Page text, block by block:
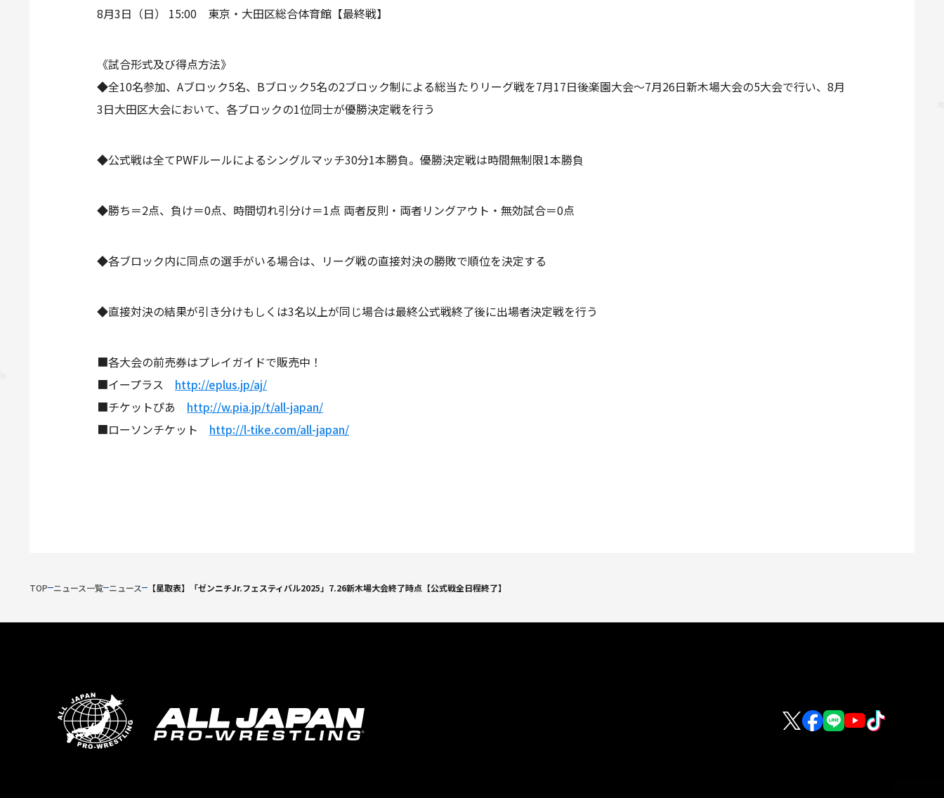
8月3日（日） 15:00 東京・大田区総合体育館【最終戦】
《試合形式及び得点方法》
◆全10名参加、Aブロック5名、Bブロック5名の2ブロック制による総当たりリーグ戦を7月17日後楽園大会～7月26日新木場大会の5大会で行い、8月
3日大田区大会において、各ブロックの1位同士が優勝決定戦を行う
◆公式戦は全てPWFルールによるシングルマッチ30分1本勝負。優勝決定戦は時間無制限1本勝負
◆勝ち＝2点、負け＝0点、時間切れ引分け＝1点 両者反則・両者リングアウト・無効試合＝0点
◆各ブロック内に同点の選手がいる場合は、リーグ戦の直接対決の勝敗で順位を決定する
◆直接対決の結果が引き分けもしくは3名以上が同じ場合は最終公式戦終了後に出場者決定戦を行う
■各大会の前売券はプレイガイドで販売中！
■イープラス http://eplus.jp/aj/
■チケットぴあ http://w.pia.jp/t/all-japan/
■ローソンチケット http://l-tike.com/all-japan/
TOP ニュース一覧 ニュース 【星取表】「ゼンニチJr.フェスティバル2025」7.26新木場大会終了時点【公式戦全日程終了】